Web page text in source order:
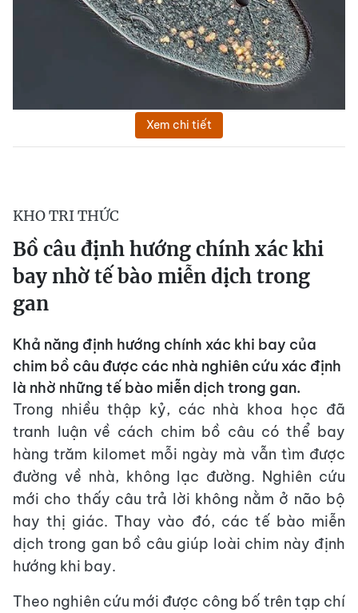
Xem chi tiết
KHO TRI THỨC
Bồ câu định hướng chính xác khi
bay nhờ tế bào miễn dịch trong
gan
Khả năng định hướng chính xác khi bay của
chim bồ câu được các nhà nghiên cứu xác định
là nhờ những tế bào miễn dịch trong gan.
Trong nhiều thập kỷ, các nhà khoa học đã
tranh luận về cách chim bồ câu có thể bay
hàng trăm kilomet mỗi ngày mà vẫn tìm được
đường về nhà, không lạc đường. Nghiên cứu
mới cho thấy câu trả lời không nằm ở não bộ
hay thị giác. Thay vào đó, các tế bào miễn
dịch trong gan bồ câu giúp loài chim này định
hướng khi bay.
Theo nghiên cứu mới được công bố trên tạp chí